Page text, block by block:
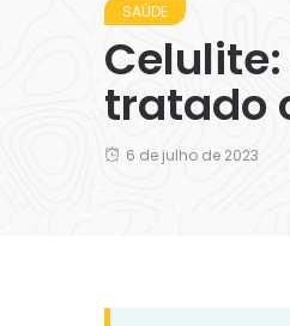
SAÚDE
tratado
6 de julho de 2023